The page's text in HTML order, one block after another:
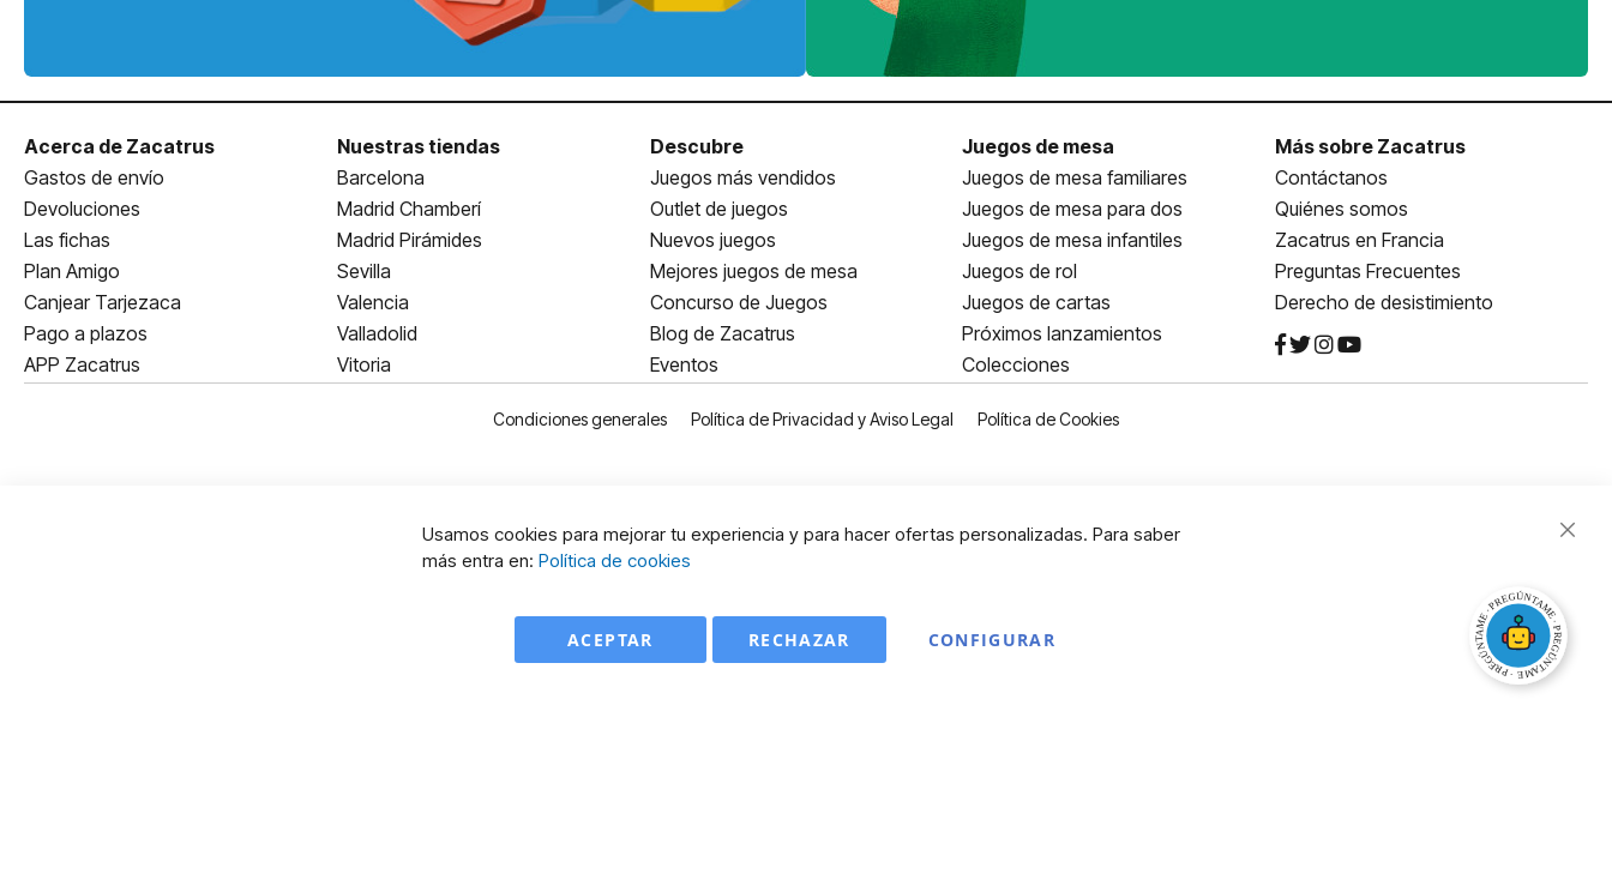
Acerca de Zacatrus
Gastos de envío
Devoluciones
Las fichas
Plan Amigo
Canjear Tarjezaca
Pago a plazos
APP Zacatrus
Nuestras tiendas
Barcelona
Madrid Chamberí
Madrid Pirámides
Sevilla
Valencia
Valladolid
Vitoria
Descubre
Juegos más vendidos
Outlet de juegos
Nuevos juegos
Mejores juegos de mesa
Concurso de Juegos
Blog de Zacatrus
Eventos
Juegos de mesa
Juegos de mesa familiares
Juegos de mesa para dos
Juegos de mesa infantiles
Juegos de rol
Juegos de cartas
Próximos lanzamientos
Colecciones
Más sobre Zacatrus
Contáctanos
Quiénes somos
Zacatrus en Francia
Preguntas Frecuentes
Derecho de desistimiento
Condiciones generales Política de Privacidad y Aviso Legal Política de Cookies
Usamos cookies para mejorar tu experiencia y para hacer ofertas personalizadas. Para saber
más entra en: Política de cookies
ACEPTAR CONFIGURAR
RECHAZAR